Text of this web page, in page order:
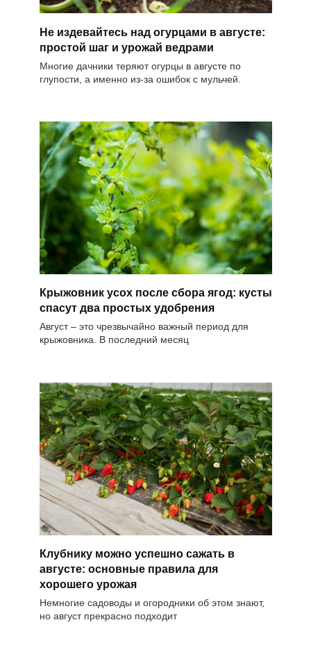
Не издевайтесь над огурцами в августе:
простой шаг и урожай ведрами
Многие дачники теряют огурцы в августе по
глупости, а именно из-за ошибок с мульчей.
Крыжовник усох после сбора ягод: кусты
спасут два простых удобрения
Август – это чрезвычайно важный период для
крыжовника. В последний месяц
Клубнику можно успешно сажать в
августе: основные правила для
хорошего урожая
Немногие садоводы и огородники об этом знают,
но август прекрасно подходит